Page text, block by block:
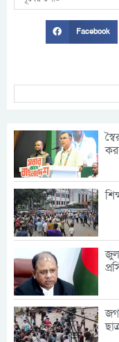
Facebook